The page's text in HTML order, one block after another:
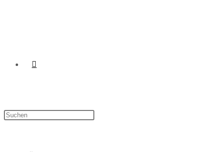
WEBSITE-